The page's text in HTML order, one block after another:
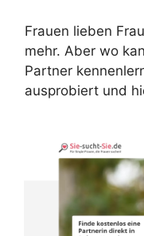
Frauen lieben
mehr. Aber wo
Partner
ausprobiert und